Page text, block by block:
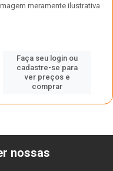
meramente ilustrativa
Faça seu login ou
cadastre-se para
ver preços e
comprar
nossas